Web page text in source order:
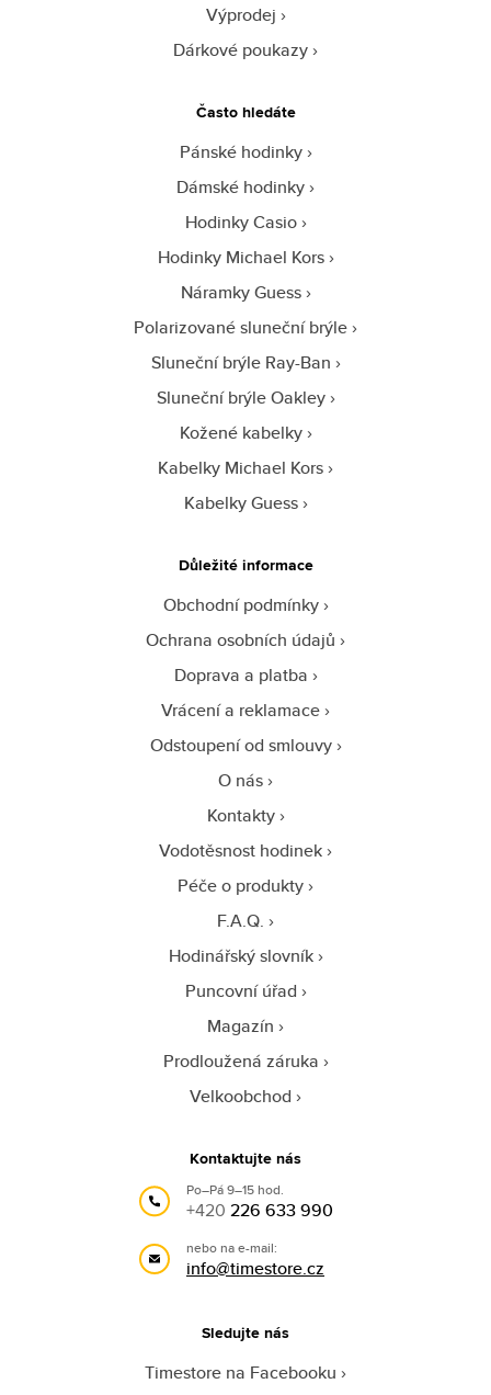
Výprodej
Dárkové poukazy
Často hledáte
Pánské hodinky
Dámské hodinky
Hodinky Casio
Hodinky Michael Kors
Náramky Guess
Polarizované sluneční brýle
Sluneční brýle Ray-Ban
Sluneční brýle Oakley
Kožené kabelky
Kabelky Michael Kors
Kabelky Guess
Důležité informace
Obchodní podmínky
Ochrana osobních údajů
Doprava a platba
Vrácení a reklamace
Odstoupení od smlouvy
O nás
Kontakty
Vodotěsnost hodinek
Péče o produkty
F.A.Q.
Hodinářský slovník
Puncovní úřad
Magazín
Prodloužená záruka
Velkoobchod
Kontaktujte nás
Po–Pá 9–15 hod.
+420 226 633 990
nebo na e-mail:
info@timestore.cz
Sledujte nás
Timestore na Facebooku